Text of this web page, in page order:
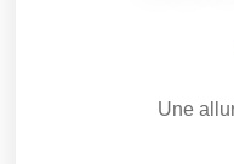
Une